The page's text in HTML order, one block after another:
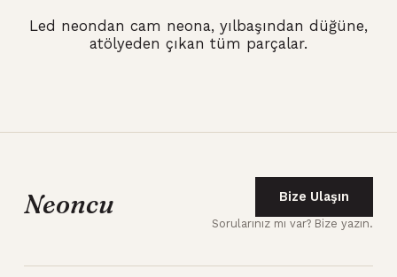
Led neondan cam neona, yılbaşından düğüne,
atölyeden çıkan tüm parçalar.
Neoncu Bize Ulaşın
Sorularınız mı var? Bize yazın.